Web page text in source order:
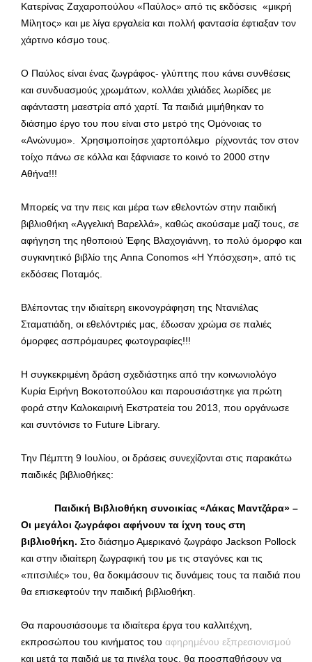
Κατερίνας Ζαχαροπούλου «Παύλος» από τις εκδόσεις «μικρή
Μίλητος» και με λίγα εργαλεία και πολλή φαντασία έφτιαξαν τον
χάρτινο κόσμο τους.
Ο Παύλος είναι ένας ζωγράφος- γλύπτης που κάνει συνθέσεις
και συνδυασμούς χρωμάτων, κολλάει χιλιάδες λωρίδες με
αφάνταστη μαεστρία από χαρτί. Τα παιδιά μιμήθηκαν το
διάσημο έργο του που είναι στο μετρό της Ομόνοιας το
«Ανώνυμο». Χρησιμοποίησε χαρτοπόλεμο ρίχνοντάς τον στον
τοίχο πάνω σε κόλλα και ξάφνιασε το κοινό το 2000 στην
Αθήνα!!!
Μπορείς να την πεις και μέρα των εθελοντών στην παιδική
βιβλιοθήκη «Αγγελική Βαρελλά», καθώς ακούσαμε μαζί τους, σε
αφήγηση της ηθοποιού Έφης Βλαχογιάννη, το πολύ όμορφο και
συγκινητικό βιβλίο της Anna Conomos «Η Υπόσχεση», από τις
εκδόσεις Ποταμός.
Βλέποντας την ιδιαίτερη εικονογράφηση της Ντανιέλας
Σταματιάδη, οι εθελόντριές μας, έδωσαν χρώμα σε παλιές
όμορφες ασπρόμαυρες φωτογραφίες!!!
Η συγκεκριμένη δράση σχεδιάστηκε από την κοινωνιολόγο
Κυρία Ειρήνη Βοκοτοπούλου και παρουσιάστηκε για πρώτη
φορά στην Καλοκαιρινή Εκστρατεία του 2013, που οργάνωσε
και συντόνισε το Future Library.
Την Πέμπτη 9 Ιουλίου, οι δράσεις συνεχίζονται στις παρακάτω
παιδικές βιβλιοθήκες:
Παιδική Βιβλιοθήκη συνοικίας «Λάκας Μαντζάρα» –
Οι μεγάλοι ζωγράφοι αφήνουν τα ίχνη τους στη
βιβλιοθήκη. Στο διάσημο Αμερικανό ζωγράφο Jackson Pollock
και στην ιδιαίτερη ζωγραφική του με τις σταγόνες και τις
«πιτσιλιές» του, θα δοκιμάσουν τις δυνάμεις τους τα παιδιά που
θα επισκεφτούν την παιδική βιβλιοθήκη.
Θα παρουσιάσουμε τα ιδιαίτερα έργα του καλλιτέχνη,
εκπροσώπου του κινήματος του αφηρημένου εξπρεσιονισμού
και μετά τα παιδιά με τα πινέλα τους, θα προσπαθήσουν να